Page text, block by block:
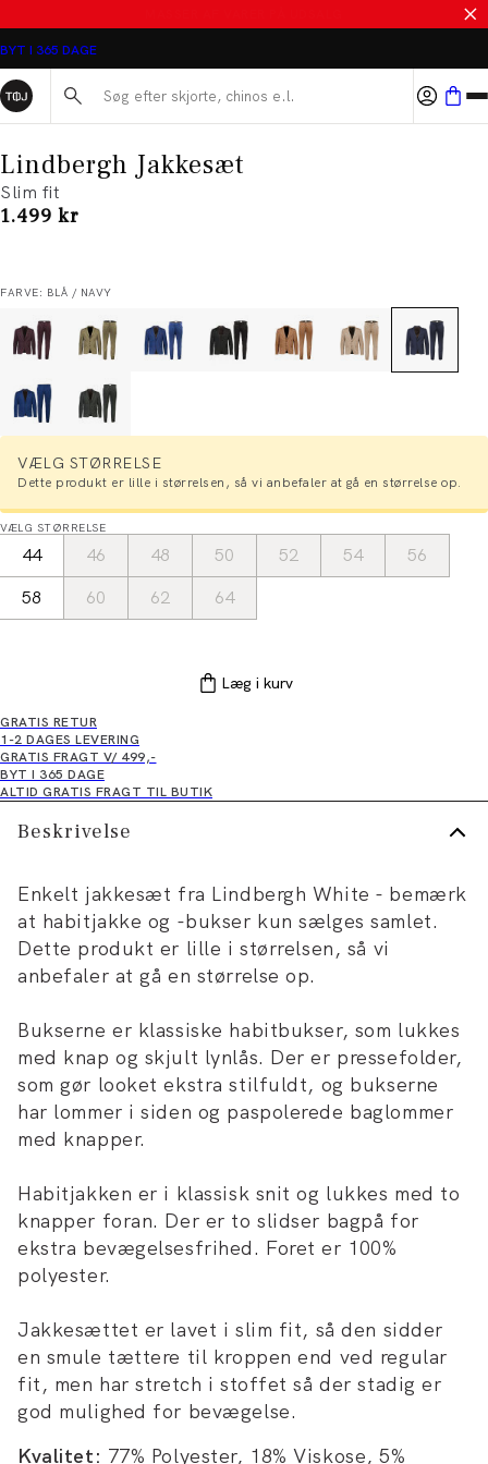
BYT I 365 DAGE
Søg her...
Lindbergh Jakkesæt
Slim fit
I alt (inkl. rabat)
1.499 kr
FARVE: BLÅ / NAVY
VÆLG STØRRELSE
Dette produkt er lille i størrelsen, så vi anbefaler at gå en størrelse op.
VÆLG STØRRELSE
44 46 48 50 52 54
56
58
60 62 64
Læg i kurv
GRATIS RETUR
1-2 DAGES LEVERING
GRATIS FRAGT V/ 499,-
BYT I 365 DAGE
ALTID GRATIS FRAGT TIL BUTIK
Beskrivelse
Enkelt jakkesæt fra Lindbergh White - bemærk
at habitjakke og -bukser kun sælges samlet.
Dette produkt er lille i størrelsen, så vi
anbefaler at gå en størrelse op.
Bukserne er klassiske habitbukser, som lukkes
med knap og skjult lynlås. Der er pressefolder,
som gør looket ekstra stilfuldt, og bukserne
har lommer i siden og paspolerede baglommer
med knapper.
Habitjakken er i klassisk snit og lukkes med to
knapper foran. Der er to slidser bagpå for
ekstra bevægelsesfrihed. Foret er 100%
polyester.
Jakkesættet er lavet i slim fit, så den sidder
en smule tættere til kroppen end ved regular
fit, men har stretch i stoffet så der stadig er
god mulighed for bevægelse.
Kvalitet: 77% Polyester, 18% Viskose, 5%